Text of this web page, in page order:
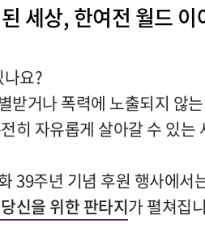
세상, 한여전 월드 이
요?
받거나 폭력에 노출되지 않
히 자유롭게 살아갈 수 있는
39주년 기념 후원 행사에서
신을 위한 판타지가 펼쳐집